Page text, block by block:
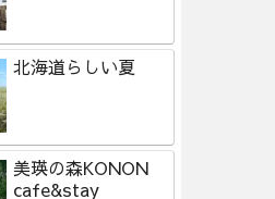
北海道らしい夏
美瑛の森KONON
cafe&stay